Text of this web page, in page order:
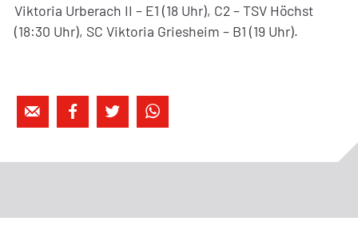
Viktoria Urberach II – E1 (18 Uhr), C2 – TSV Höchst
(18:30 Uhr), SC Viktoria Griesheim – B1 (19 Uhr).
   